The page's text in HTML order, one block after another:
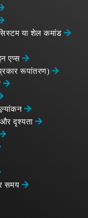
या शेल कमांड
एप्स
रूपांतरण)
दृश्यता
समय